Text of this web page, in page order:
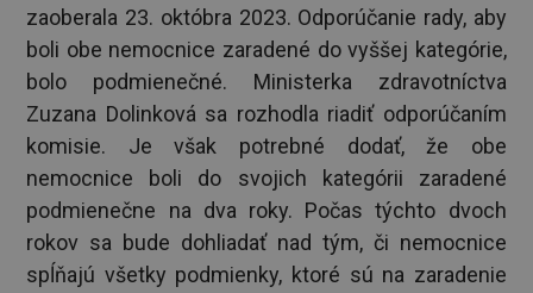
zaoberala 23. októbra 2023. Odporúčanie rady, aby
boli obe nemocnice zaradené do vyššej kategórie,
bolo podmienečné. Ministerka zdravotníctva
Zuzana Dolinková sa rozhodla riadiť odporúčaním
komisie. Je však potrebné dodať, že obe
nemocnice boli do svojich kategórii zaradené
podmienečne na dva roky. Počas týchto dvoch
rokov sa bude dohliadať nad tým, či nemocnice
spĺňajú všetky podmienky, ktoré sú na zaradenie